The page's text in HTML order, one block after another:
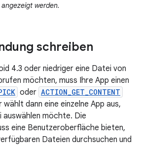
angezeigt werden.
schreiben
4.3 oder niedriger eine Datei von
möchten, muss Ihre App einen
oder ACTION_GET_CONTENT
dann eine einzelne App aus,
auswählen möchte. Die
eine Benutzeroberfläche bieten,
Dateien durchsuchen und